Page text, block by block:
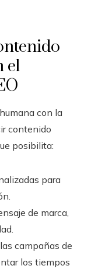
el
con la
contenido
posibilita:
para
de marca,
campañas de
los tiempos